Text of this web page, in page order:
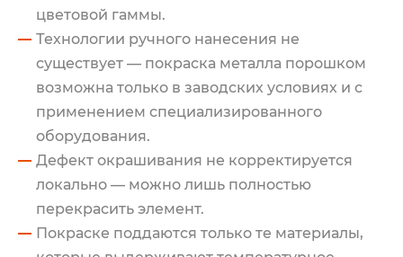
цветовой гаммы.
Технологии ручного нанесения не
существует — покраска металла порошком
возможна только в заводских условиях и с
применением специализированного
оборудования.
Дефект окрашивания не корректируется
локально — можно лишь полностью
перекрасить элемент.
Покраске поддаются только те материалы,